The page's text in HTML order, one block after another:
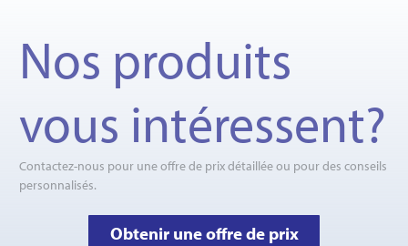
Nos produits
vous intéressent?
Contactez-nous pour une offre de prix détaillée ou pour des conseils
personnalisés.
Obtenir une offre de prix